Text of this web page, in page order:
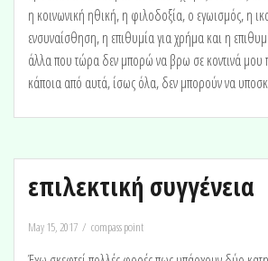
η κοινωνική ηθική, η φιλοδοξία, ο εγωισμός, η
ενσυναίσθηση, η επιθυμία για χρήμα και η
άλλα που τώρα δεν μπορώ να βρω σε κοντινά μου
κάποια από αυτά, ίσως όλα, δεν μπορούν να
επιλεκτική συγγένεια
May 15, 2017 compass point